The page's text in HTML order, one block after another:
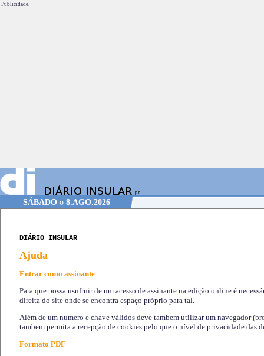
Publicidade.
SÁBADOo 8.AGO.2026
DIÁRIO INSULAR
Ajuda
Entrar como assinante
Para que possa usufruir de um acesso de assinante na edição online é
direita do site onde se encontra espaço próprio para tal.
Além de um numero e chave válidos deve tambem utilizar um navegador
tambem permita a recepção de cookies pelo que o nível de privacidade das
Formato PDF